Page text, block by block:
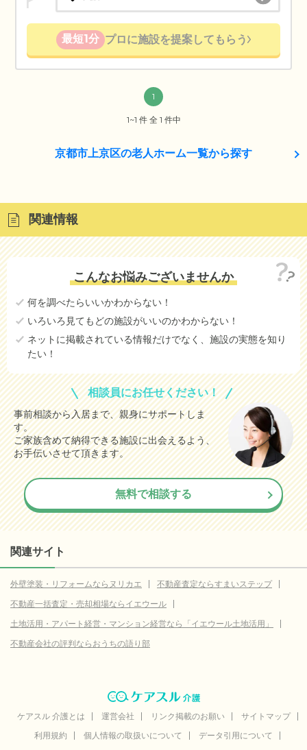
最短1分 プロに施設を提案してもらう
1
1~1 件 全 1 件中
京都市上京区の老人ホーム一覧から探す
関連情報
こんなお悩みございませんか
何を調べたらいいかわからない！
いろいろ見てもどの施設がいいのかわからない！
ネットに掲載されている情報だけでなく、施設の実態を知り
たい！
相談員にお任せください！
事前相談から入居まで、親身にサポートしま
す。
ご家族含めて納得できる施設に出会えるよう、
お手伝いさせて頂きます。
無料で相談する
関連サイト
外壁塗装・リフォームならヌリカエ
不動産査定ならすまいステップ
不動産一括査定・売却相場ならイエウール
土地活用・アパート経営・マンション経営なら「イエウール土地活用」
不動産会社の評判ならおうちの語り部
ケアスル 介護とは 運営会社 リンク掲載のお願い
サイトマップ
利用規約
個人情報の取扱いについて
データ引用について